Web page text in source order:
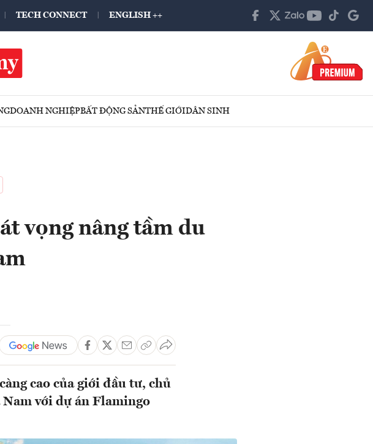
TECH CONNECT ENGLISH ++
DOANH NGHIỆPBẤT ĐỘNG SẢNTHẾ GIỚIDÂN SINH
vọng nâng tầm du
cao của giới đầu tư, chủ
với dự án Flamingo